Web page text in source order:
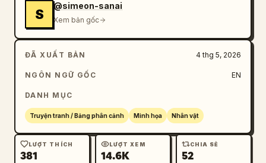
S
@simeon-sanai
Xem bản gốc
ĐÃ XUẤT BẢN 4 thg 5, 2026
NGÔN NGỮ GỐC EN
DANH MỤC
Truyện tranh / Bảng phân cảnh Minh họa Nhân vật
LƯỢT THÍCH
381
LƯỢT XEM
14.6K
CHIA SẺ
52